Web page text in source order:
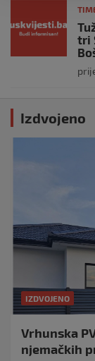
tri
Izdvojeno
IZDVOJENO
Vrhunska
njemačkih